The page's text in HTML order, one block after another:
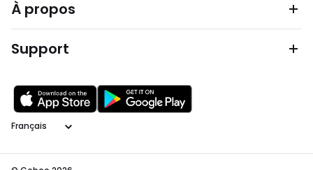
À propos
Support
Langage